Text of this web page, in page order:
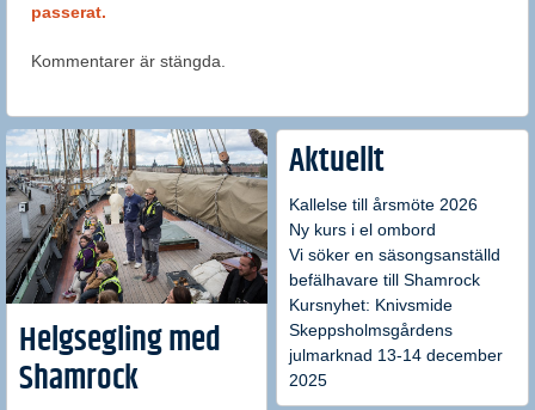
Helgsegling med
Shamrock
passerat.
Kommentarer är stängda.
Aktuellt
Kallelse till årsmöte 2026
Ny kurs i el ombord
Vi söker en säsongsanställd
befälhavare till Shamrock
Kursnyhet: Knivsmide
Skeppsholmsgårdens
julmarknad 13-14 december
2025